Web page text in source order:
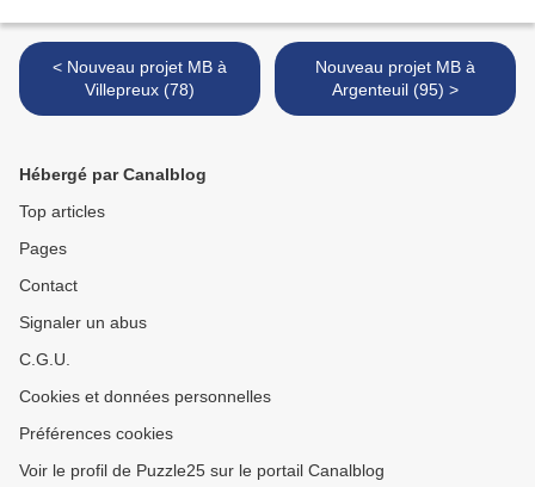
< Nouveau projet MB à
Villepreux (78)
Nouveau projet MB à
Argenteuil (95) >
Hébergé par Canalblog
Top articles
Pages
Contact
Signaler un abus
C.G.U.
Cookies et données personnelles
Préférences cookies
Voir le profil de Puzzle25 sur le portail Canalblog